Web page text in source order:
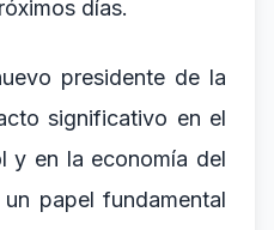
días.
presidente de la
significativo en el
y en la economía del
papel fundamental